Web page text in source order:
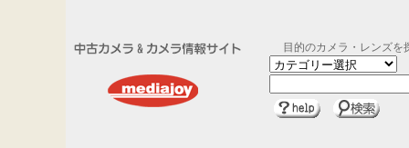
目的のカメラ・レンズを